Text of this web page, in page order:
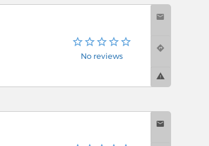
No reviews